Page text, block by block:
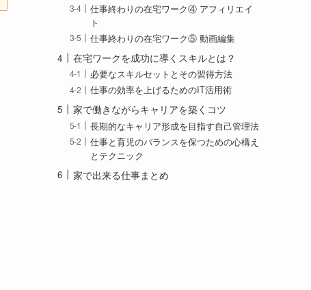
仕事終わりの在宅ワーク④ アフィリエイ
ト
仕事終わりの在宅ワーク⑤ 動画編集
在宅ワークを成功に導くスキルとは？
必要なスキルセットとその習得方法
仕事の効率を上げるためのIT活用術
家で働きながらキャリアを築くコツ
長期的なキャリア形成を目指す自己管理法
仕事と育児のバランスを保つための心構え
とテクニック
家で出来る仕事まとめ